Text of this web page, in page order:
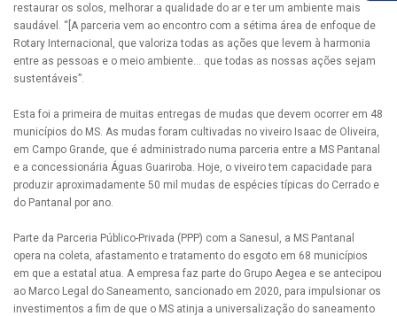
restaurar os solos, melhorar a qualidade do ar e ter um ambiente mais
saudável. “[A parceria vem ao encontro com a sétima área de enfoque de
Rotary Internacional, que valoriza todas as ações que levem à harmonia
entre as pessoas e o meio ambiente… que todas as nossas ações sejam
sustentáveis”.
Esta foi a primeira de muitas entregas de mudas que devem ocorrer em 48
municípios do MS. As mudas foram cultivadas no viveiro Isaac de Oliveira,
em Campo Grande, que é administrado numa parceria entre a MS Pantanal
e a concessionária Águas Guariroba. Hoje, o viveiro tem capacidade para
produzir aproximadamente 50 mil mudas de espécies típicas do Cerrado e
do Pantanal por ano.
Parte da Parceria Público-Privada (PPP) com a Sanesul, a MS Pantanal
opera na coleta, afastamento e tratamento do esgoto em 68 municípios
em que a estatal atua. A empresa faz parte do Grupo Aegea e se antecipou
ao Marco Legal do Saneamento, sancionado em 2020, para impulsionar os
investimentos a fim de que o MS atinja a universalização do saneamento